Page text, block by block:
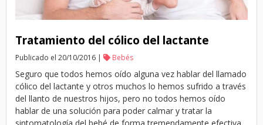
Tratamiento del cólico del lactante
Publicado el 20/10/2016 | Bebés
Seguro que todos hemos oído alguna vez hablar del llamado
cólico del lactante y otros muchos lo hemos sufrido a través
del llanto de nuestros hijos, pero no todos hemos oído
hablar de una solución para poder calmar y tratar la